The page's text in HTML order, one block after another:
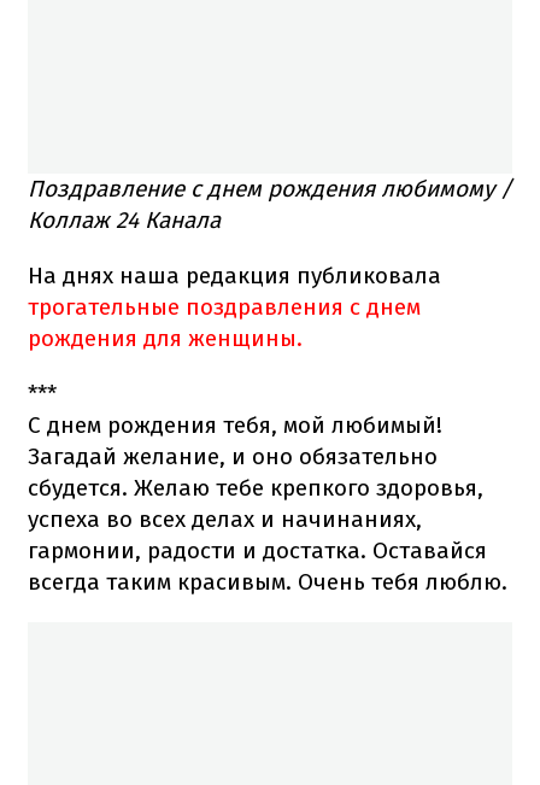
Поздравление с днем рождения любимому /
Коллаж 24 Канала
На днях наша редакция публиковала
трогательные поздравления с днем
рождения для женщины.
***
С днем рождения тебя, мой любимый!
Загадай желание, и оно обязательно
сбудется. Желаю тебе крепкого здоровья,
успеха во всех делах и начинаниях,
гармонии, радости и достатка. Оставайся
всегда таким красивым. Очень тебя люблю.